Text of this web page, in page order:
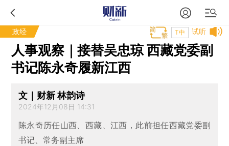
政经 试听
T中
人事观察｜接替吴忠琼 西藏党委副
书记陈永奇履新江西
文｜财新 林韵诗
2024年12月08日 14:31
陈永奇历任山西、西藏、江西，此前担任西藏党委副
书记、常务副主席